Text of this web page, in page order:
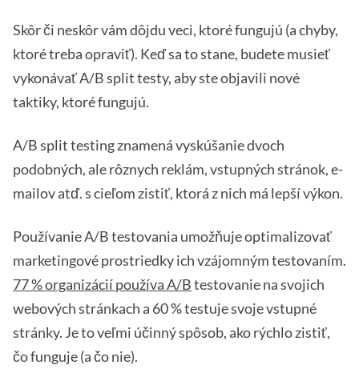
Skôr či neskôr vám dôjdu veci, ktoré fungujú (a chyby,
ktoré treba opraviť). Keď sa to stane, budete musieť
vykonávať A/B split testy, aby ste objavili nové
taktiky, ktoré fungujú.
A/B split testing znamená vyskúšanie dvoch
podobných, ale rôznych reklám, vstupných stránok, e-
mailov atď. s cieľom zistiť, ktorá z nich má lepší výkon.
Používanie A/B testovania umožňuje optimalizovať
marketingové prostriedky ich vzájomným testovaním.
77 % organizácií používa A/Btestovanie na svojich
webových stránkach a 60 % testuje svoje vstupné
stránky. Je to veľmi účinný spôsob, ako rýchlo zistiť,
čo funguje (a čo nie).